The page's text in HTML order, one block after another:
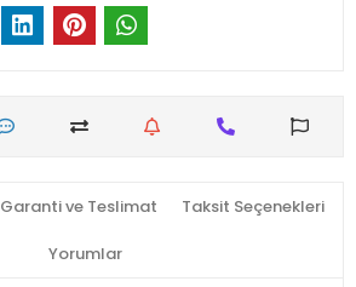
Garanti ve Teslimat Taksit Seçenekleri
Yorumlar